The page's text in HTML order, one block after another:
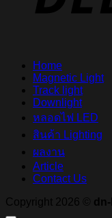
Home
Magnetic Light
Track light
Downlight
หลอดไฟ LED
สินค้า Lighting
ผลงาน
Article
Contact Us
Copyright 2026 ©